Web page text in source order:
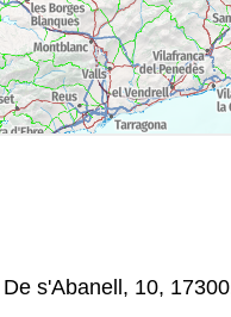
s'Abanell, 10,